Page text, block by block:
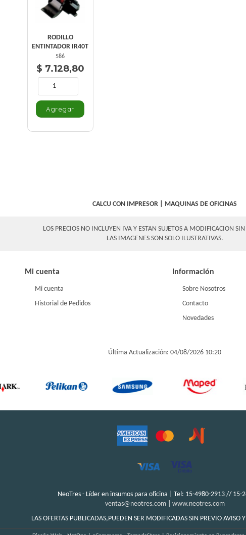
RODILLO
ENTINTADOR IR40T
586
$ 7.128,80
CALCU CON IMPRESOR MAQUINAS DE OFICINAS
LOS PRECIOS NO INCLUYEN IVA Y ESTAN SUJETOS A MODIFICACION
LAS IMAGENES SON SOLO ILUSTRATIVAS.
Mi cuenta
Mi cuenta
Historial de Pedidos
Información
Sobre Nosotros
Contacto
Novedades
Última Actualización: 04/08/2026 10:20
NeoTres - Líder en insumos para oficina | Tel: 15-4980-2913 // 15-
ventas@neotres.com| www.neotres.com
LAS OFERTAS PUBLICADAS,PUEDEN SER MODIFICADAS SIN PREVIO AVISO